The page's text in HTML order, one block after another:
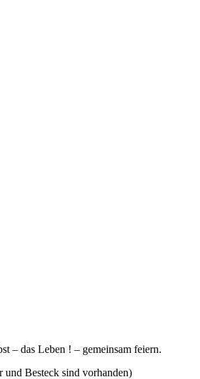
– das Leben ! – gemeinsam feiern.
und Besteck sind vorhanden)